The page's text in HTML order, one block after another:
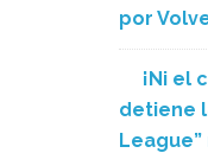
por
¡Ni el
detiene